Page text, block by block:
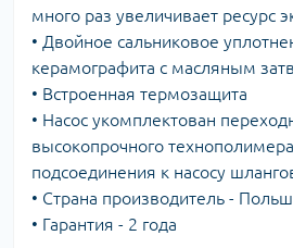
много раз увеличивает ресурс
• Двойное сальниковое
керамографита с масляным
• Встроенная термозащита
• Насос укомплектован
высокопрочного
подсоединения к насосу
• Страна производитель -
• Гарантия - 2 года